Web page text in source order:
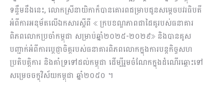
ទន្ទឹមនឹងនេះ, លោកស្រីនាយិកាក៏បានគោរពជម្រាបជូនសម្ដេចបវរធិបតី
អំពីការអនុម័តលេីឯកសារស្តីពី​ ≪ ក្របខណ្ឌភាពជាដៃគូរបស់ធនាគារ
ពិភពលោកប្រចាំកម្ពុជា សម្រាប់ឆ្នាំ២០២៥-២០២៩≫ និងបានគូស
បញ្ជាក់អំពីការបេ្ដជ្ញាចិត្តរបស់ធនាគារពិភពលោកក្នុងការបន្តកិច្ចសហ
ប្រតិបត្តិការ និងគាំទ្រទៅដល់កម្ពុជា ដើម្បីរួមចំណែកក្នុងដំណើរឆ្ពោះទៅ
សម្រេចចក្ខុវិស័យកម្ពុជា ឆ្នាំ២០៥០ ។